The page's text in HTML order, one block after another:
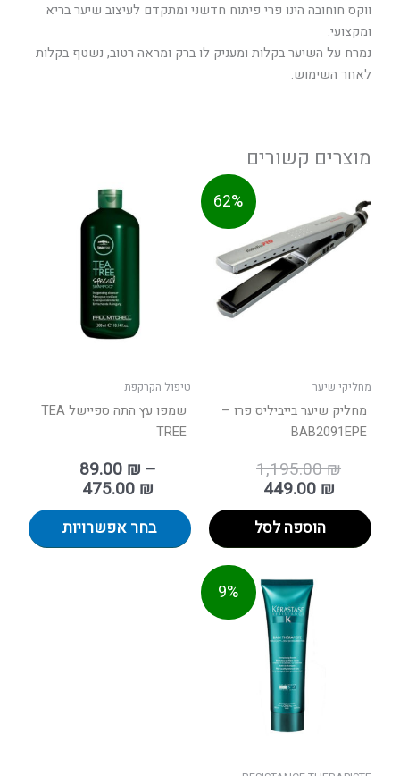
ווקס חוחובה הינו פרי פיתוח חדשני ומתקדם לעיצוב שיער בריא
ומקצועי.
נמרח על השיער בקלות ומעניק לו ברק ומראה רטוב, נשטף בקלות
לאחר השימוש.
מוצרים קשורים
62%
מחליקי שיער
מחליק שיער בייביליס פרו –
BAB2091EPE
1,195.00₪
המקורי
היה:
449.00 ₪
הנוכחי
הוא:
הוספה לסל
טיפול הקרקפת
שמפו עץ התה ספיישל TEA
TREE
89.00 ₪ –
475.00 ₪
מחירים:
⁦475.00 ₪⁩
בחר אפשרויות
9%
למוצר
זה